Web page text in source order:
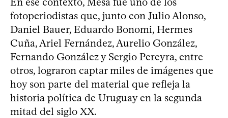
fotoperiodistas que, junto con Julio Alonso,
Daniel Bauer, Eduardo Bonomi, Hermes
Cuña, Ariel Fernández, Aurelio González,
Fernando González y Sergio Pereyra, entre
otros, lograron captar miles de imágenes que
hoy son parte del material que refleja la
historia política de Uruguay en la segunda
mitad del siglo XX.